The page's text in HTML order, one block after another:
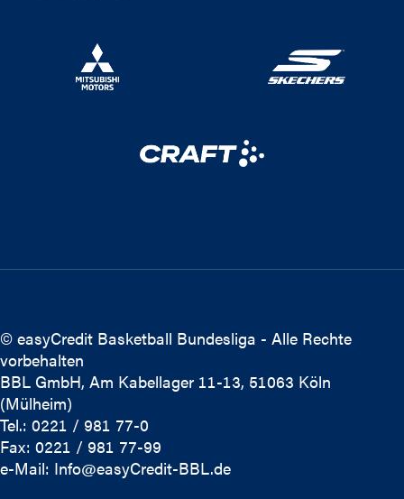
© easyCredit Basketball Bundesliga - Alle Rechte
vorbehalten
BBL GmbH, Am Kabellager 11-13, 51063 Köln
(Mülheim)
Tel.: 0221 / 981 77-0
Fax: 0221 / 981 77-99
e-Mail: Info@easyCredit-BBL.de